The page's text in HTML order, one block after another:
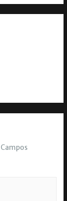
Campos